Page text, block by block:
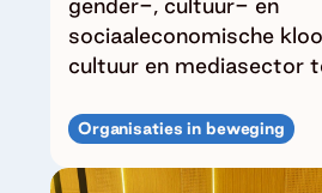
gender-, cultuur- en
sociaaleconomische
cultuur en mediasector
Organisaties in beweging